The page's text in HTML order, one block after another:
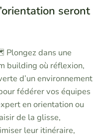
seront
Plongez dans une
building où réflexion,
d’un environnement
fédérer vos équipes
en orientation ou
de la glisse,
leur itinéraire,